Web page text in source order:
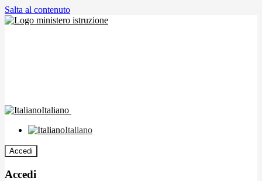
Salta al contenuto
Italiano
Italiano
Accedi
Accedi